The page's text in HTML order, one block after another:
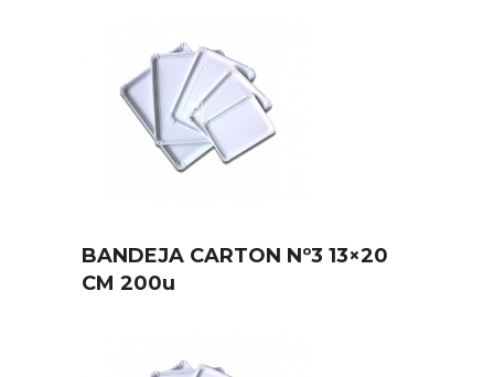
BANDEJA CARTON Nº3 13×20
CM 200u